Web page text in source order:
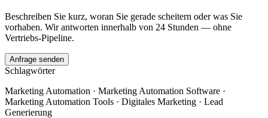
Beschreiben Sie kurz, woran Sie gerade scheitern oder was Sie
vorhaben. Wir antworten innerhalb von 24 Stunden — ohne
Vertriebs-Pipeline.
Anfrage senden
Schlagwörter
Marketing Automation · Marketing Automation Software ·
Marketing Automation Tools · Digitales Marketing · Lead
Generierung